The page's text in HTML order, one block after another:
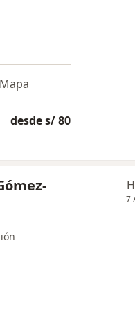
Mapa
desde s/ 80
7